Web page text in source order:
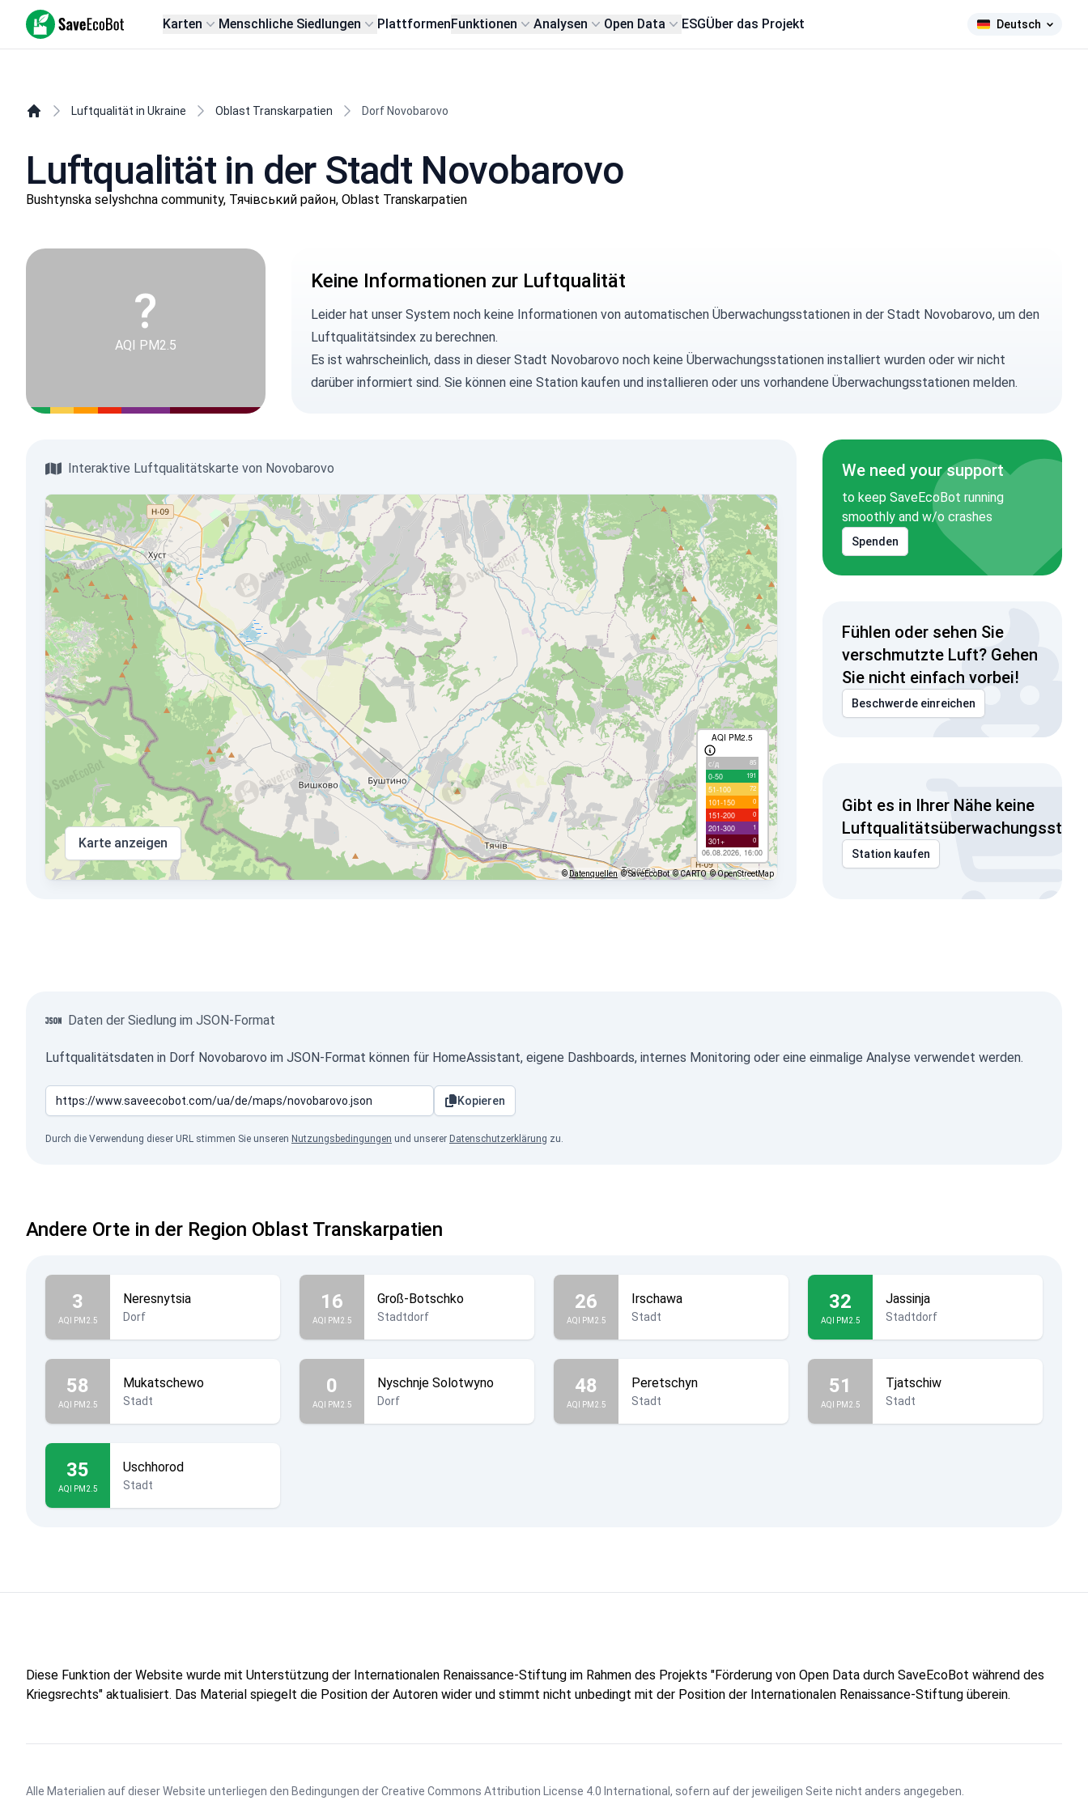
SaveEcoBot Karten Menschliche Siedlungen PlattformenFunktionen Analysen Open Data ESGÜber das Projekt Deutsch
Luftqualität in Ukraine Oblast Transkarpatien Dorf Novobarovo
Luftqualität in der Stadt Novobarovo
Bushtynska selyshchna community, Тячівський район, Oblast Transkarpatien
?
AQI PM2.5
Keine Informationen zur Luftqualität
Leider hat unser System noch keine Informationen von automatischen Überwachungsstationen in der Stadt Novobarovo, um den
Luftqualitätsindex zu berechnen.
Es ist wahrscheinlich, dass in dieser Stadt Novobarovo noch keine Überwachungsstationen installiert wurden oder wir nicht
darüber informiert sind. Sie können eine Station kaufen und installieren oder uns vorhandene Überwachungsstationen melden.
Interaktive Luftqualitätskarte von Novobarovo
AQI PM2.5
с/д 85
0-50 191
51-100 72
101-150 0
151-200 0
201-300 1
301+ 0
06.08.2026, 16:00
Karte anzeigen
©Datenquellen © SaveEcoBot © CARTO © OpenStreetMap
We need your support
to keep SaveEcoBot running
smoothly and w/o crashes
Spenden
Fühlen oder sehen Sie
verschmutzte Luft? Gehen
Sie nicht einfach vorbei!
Beschwerde einreichen
Gibt es in Ihrer Nähe keine
Station kaufen
Daten der Siedlung im JSON-Format
Luftqualitätsdaten in Dorf Novobarovo im JSON-Format können für HomeAssistant, eigene Dashboards, internes Monitoring oder eine einmalige Analyse verwendet werden.
Kopieren
Durch die Verwendung dieser URL stimmen Sie unseren Nutzungsbedingungen und unserer Datenschutzerklärung zu.
Andere Orte in der Region Oblast Transkarpatien
3
AQI PM2.5
Neresnytsia
Dorf
16
AQI PM2.5
Groß-Botschko
Stadtdorf
26
AQI PM2.5
Irschawa
Stadt
32
AQI PM2.5
Jassinja
Stadtdorf
58
AQI PM2.5
Mukatschewo
Stadt
0
AQI PM2.5
Nyschnje Solotwyno
Dorf
48
AQI PM2.5
Peretschyn
Stadt
51
AQI PM2.5
Tjatschiw
Stadt
35
AQI PM2.5
Uschhorod
Stadt
Diese Funktion der Website wurde mit Unterstützung der Internationalen Renaissance-Stiftung im Rahmen des Projekts "Förderung von Open Data durch SaveEcoBot während des
Kriegsrechts" aktualisiert. Das Material spiegelt die Position der Autoren wider und stimmt nicht unbedingt mit der Position der Internationalen Renaissance-Stiftung überein.
Alle Materialien auf dieser Website unterliegen den Bedingungen derCreative Commons Attribution License 4.0 International , sofern auf der jeweiligen Seite nicht anders angegeben.